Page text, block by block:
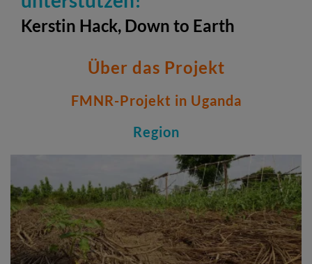
Kerstin Hack, Down to Earth
Über das Projekt
FMNR-Projekt in Uganda
Region